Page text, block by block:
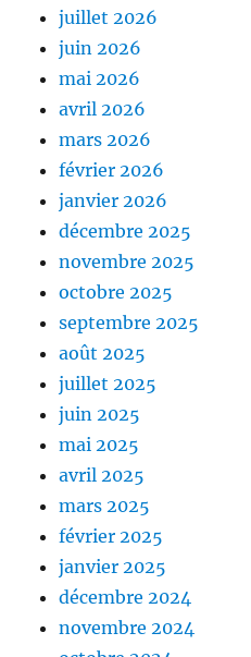
juillet 2026
juin 2026
mai 2026
avril 2026
mars 2026
février 2026
janvier 2026
décembre 2025
novembre 2025
octobre 2025
septembre 2025
août 2025
juillet 2025
juin 2025
mai 2025
avril 2025
mars 2025
février 2025
janvier 2025
décembre 2024
novembre 2024